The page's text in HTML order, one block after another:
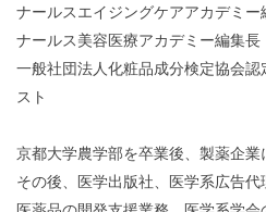
ナールスエイジングケアアカデミー
ナールス美容医療アカデミー編集長
一般社団法人化粧品成分検定協会認
スト
京都大学農学部を卒業後、製薬企業
その後、医学出版社、医学系広告代